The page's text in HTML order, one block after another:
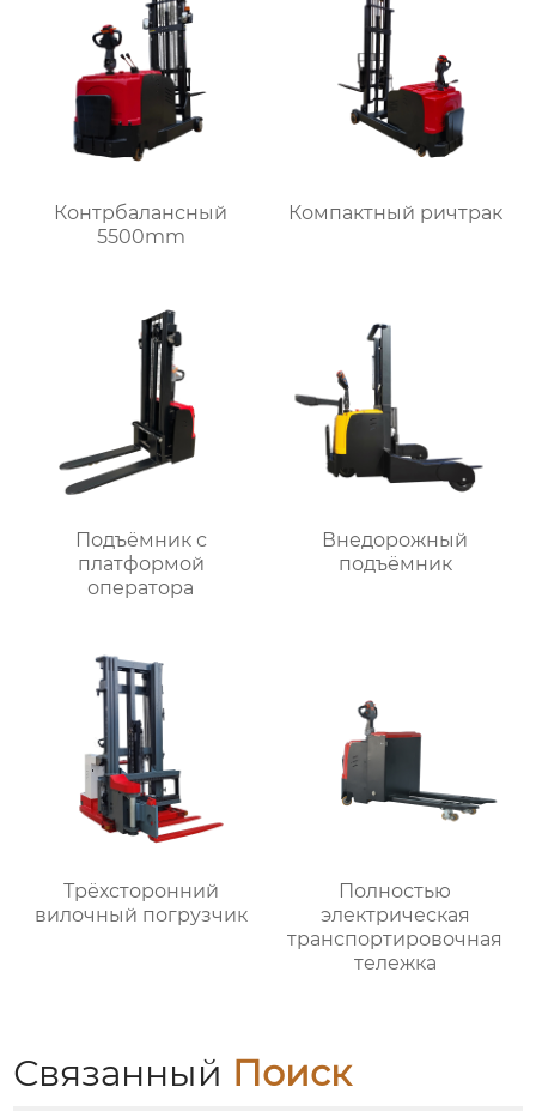
Контрбалансный
5500mm
Компактный ричтрак
Подъёмник с
платформой
оператора
Внедорожный
подъёмник
Трёхсторонний
вилочный погрузчик
Полностью
электрическая
транспортировочная
тележка
Связанный Поиск